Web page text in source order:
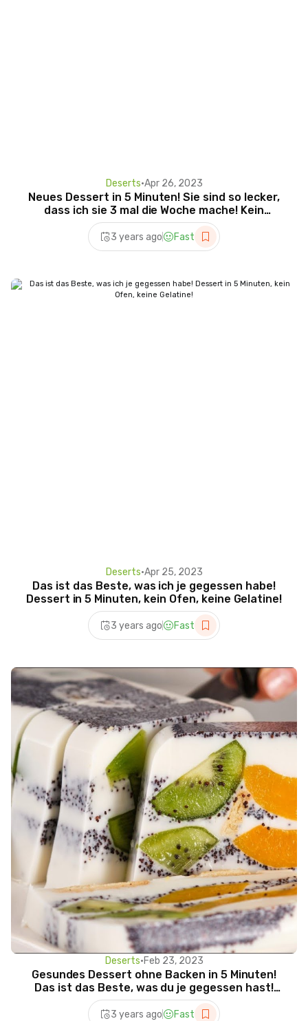
Deserts•Apr 26, 2023
Neues Dessert in 5 Minuten! Sie sind so lecker,
dass ich sie 3 mal die Woche mache! Kein
Backen.
3 years ago Fast
Deserts•Apr 25, 2023
Das ist das Beste, was ich je gegessen habe!
Dessert in 5 Minuten, kein Ofen, keine Gelatine!
3 years ago Fast
Deserts•Feb 23, 2023
Gesundes Dessert ohne Backen in 5 Minuten!
Das ist das Beste, was du je gegessen hast!
Ohne Gelatine
3 years ago Fast